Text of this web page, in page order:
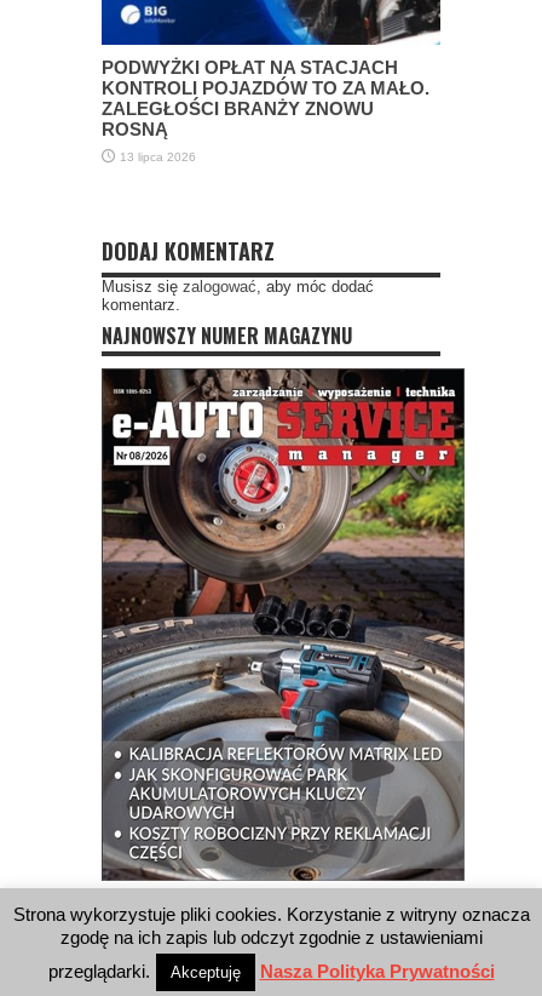
PODWYŻKI OPŁAT NA STACJACH
KONTROLI POJAZDÓW TO ZA MAŁO.
ZALEGŁOŚCI BRANŻY ZNOWU
ROSNĄ
13 lipca 2026
DODAJ KOMENTARZ
Musisz się zalogować , aby móc dodać
komentarz.
NAJNOWSZY NUMER MAGAZYNU
WYSZUKIWARKA
Strona wykorzystuje pliki cookies. Korzystanie z witryny oznacza
zgodę na ich zapis lub odczyt zgodnie z ustawieniami
przeglądarki.
Akceptuję Nasza Polityka Prywatności